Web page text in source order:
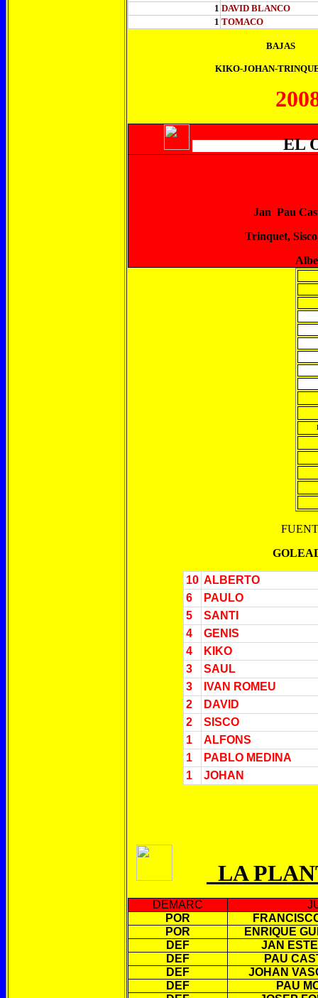
1 DAVID BLANCO
1 TOMACO
BAJAS
KIKO-JOHAN-
2008/
EL
Jan Pau Castro ,
Trinquet, Sisco, Saül
FUENTE : WEB
10 ALBERTO
6
PAULO
5
SANTI
4
GENIS
4
KIKO
3
SAUL
3
IVAN ROMEU
2
DAVID
2
SISCO
1
ALFONS
1
PABLO MEDINA
1
JOHAN
LA
DEMARC
POR
POR
ENRIQUE
DEF
JAN
DEF
PAU
DEF
JOHAN
DEF
PAU